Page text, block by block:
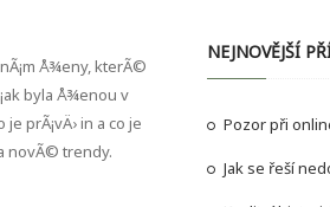
Å¾eny, kterÃ©
byla Å¾enou v
prÃ¡vÄ› in a co je
novÃ© trendy.
NEJNOVĚJŠÍ
Pozor při
Jak se řeší